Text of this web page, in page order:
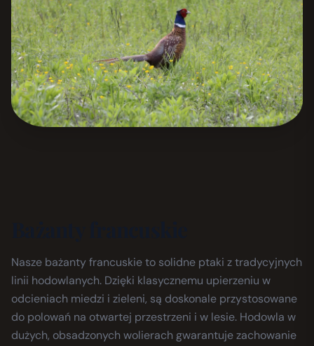
Nasze bażanty francuskie to solidne ptaki z tradycyjnych
linii hodowlanych. Dzięki klasycznemu upierzeniu w
odcieniach miedzi i zieleni, są doskonale przystosowane
do polowań na otwartej przestrzeni i w lesie. Hodowla w
dużych, obsadzonych wolierach gwarantuje zachowanie